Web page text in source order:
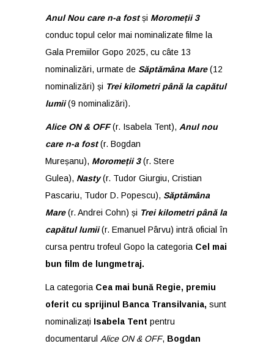
Anul Nou care n-a fostși Moromeții 3
conduc topul celor mai nominalizate filme la
Gala Premiilor Gopo 2025, cu câte 13
nominalizări, urmate de Săptămâna Mare(12
nominalizări) și Trei kilometri până la capătul
lumii(9 nominalizări).
Alice ON & OFF (r. Isabela Tent), Anul nou
care n-a fost(r. Bogdan
Mureșanu), Moromeții 3 (r. Stere
Gulea), Nasty(r. Tudor Giurgiu, Cristian
Pascariu, Tudor D. Popescu), Săptămâna
Mare(r. Andrei Cohn) și Trei kilometri până la
capătul lumii(r. Emanuel Pârvu) intră oficial în
cursa pentru trofeul Gopo la categoria Cel mai
bun film de lungmetraj.
La categoria Cea mai bună Regie, premiu
oferit cu sprijinul Banca Transilvania, sunt
nominalizați Isabela Tent pentru
documentarul Alice ON & OFF, Bogdan